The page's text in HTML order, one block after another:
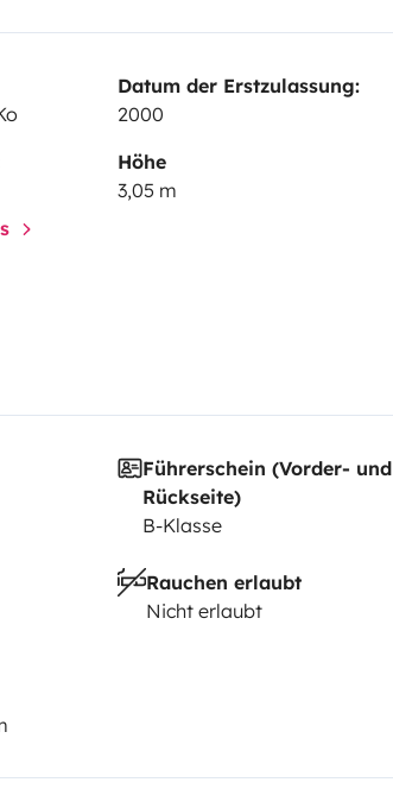
Datum der Erstzulassung:
2000
Höhe
3,05 m
Führerschein (Vorder- und
Rückseite)
B-Klasse
Rauchen erlaubt
Nicht erlaubt